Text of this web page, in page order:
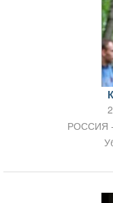
РОССИЯ -